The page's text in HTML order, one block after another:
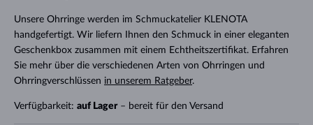
Unsere Ohrringe werden im Schmuckatelier KLENOTA
handgefertigt. Wir liefern Ihnen den Schmuck in einer eleganten
Geschenkbox zusammen mit einem Echtheitszertifikat. Erfahren
Sie mehr über die verschiedenen Arten von Ohrringen und
Ohrringverschlüssen in unserem Ratgeber.
Verfügbarkeit: auf Lager– bereit für den Versand